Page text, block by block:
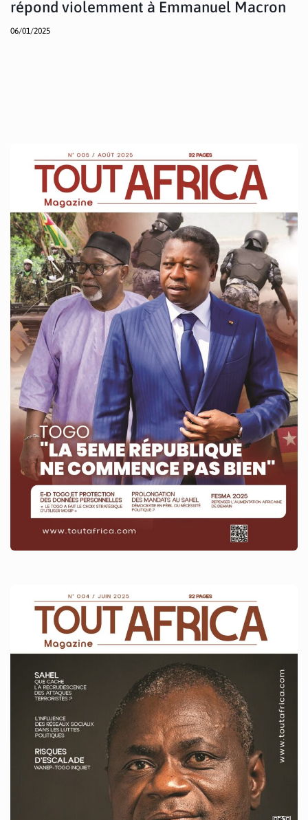
répond violemment à Emmanuel Macron
06/01/2025